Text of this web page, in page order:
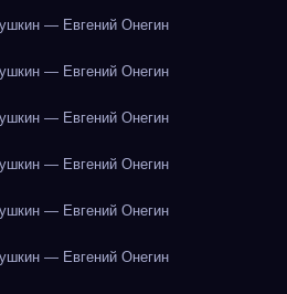
— Евгений Онегин
— Евгений Онегин
— Евгений Онегин
— Евгений Онегин
— Евгений Онегин
— Евгений Онегин